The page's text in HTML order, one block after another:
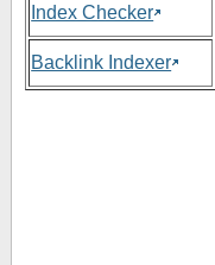
Index Checker
Backlink Indexer